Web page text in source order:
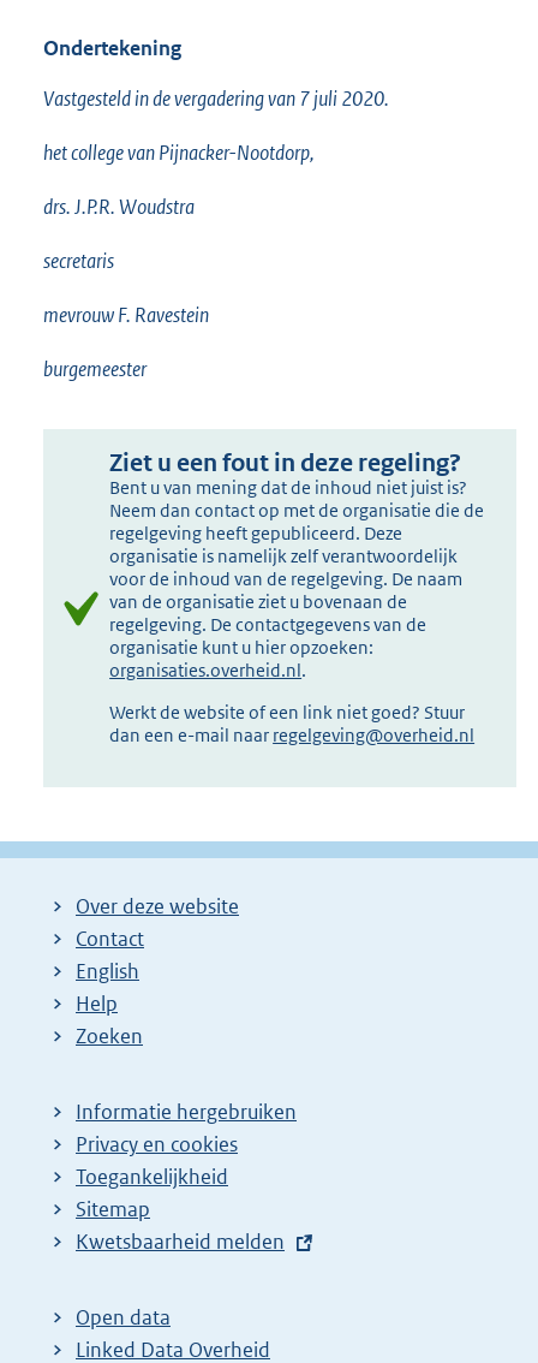
Ondertekening
Vastgesteld in de vergadering van 7 juli 2020.
het college van Pijnacker-Nootdorp,
drs. J.P.R. Woudstra
secretaris
mevrouw F. Ravestein
burgemeester
Ziet u een fout in deze regeling?
Bent u van mening dat de inhoud niet juist is?
Neem dan contact op met de organisatie die de
regelgeving heeft gepubliceerd. Deze
organisatie is namelijk zelf verantwoordelijk
voor de inhoud van de regelgeving. De naam
van de organisatie ziet u bovenaan de
regelgeving. De contactgegevens van de
organisatie kunt u hier opzoeken:
organisaties.overheid.nl.
Werkt de website of een link niet goed? Stuur
dan een e-mail naar regelgeving@overheid.nl
Over deze website
Contact
English
Help
Zoeken
Informatie hergebruiken
Privacy en cookies
Toegankelijkheid
Sitemap
E
t
e
Kwetsbaarheid melden
Open data
Linked Data Overheid